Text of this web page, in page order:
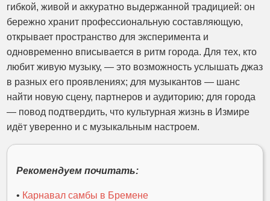
гибкой, живой и аккуратно выдержанной традицией: он
бережно хранит профессиональную составляющую,
открывает пространство для эксперимента и
одновременно вписывается в ритм города. Для тех, кто
любит живую музыку, — это возможность услышать джаз
в разных его проявлениях; для музыкантов — шанс
найти новую сцену, партнеров и аудиторию; для города
— повод подтвердить, что культурная жизнь в Измире
идёт уверенно и с музыкальным настроем.
Рекомендуем почитать:
• Карнавал самбы в Бремене